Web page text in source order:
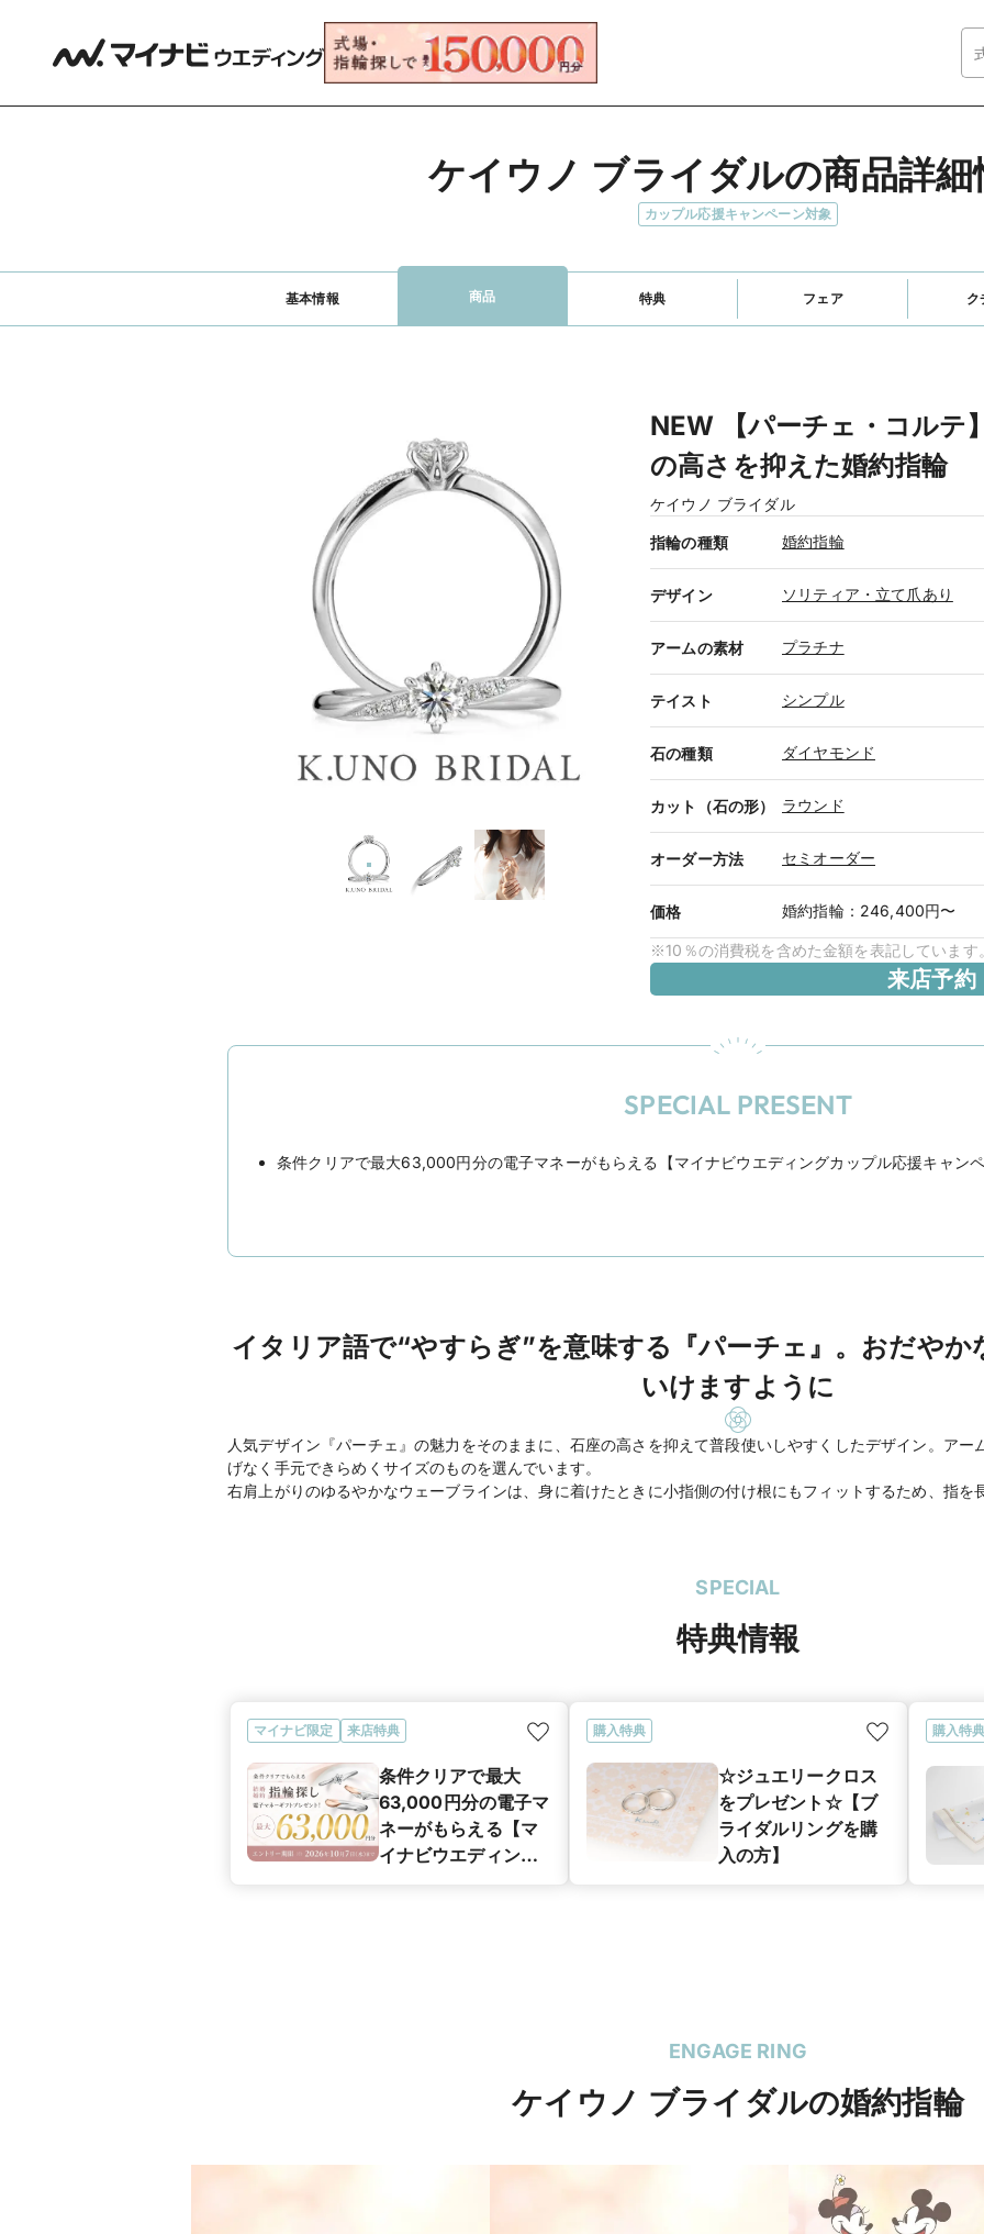
ケイウノ ブライダルの商品詳細
カップル応援キャンペーン対象
基本情報 商品 特典 フェア ク
NEW 【パーチェ・コルテ
の高さを抑えた婚約指輪
ケイウノ ブライダル
指輪の種類 婚約指輪
デザイン ソリティア・立て爪あり
アームの素材 プラチナ
テイスト シンプル
石の種類 ダイヤモンド
カット（石の形） ラウンド
オーダー方法 セミオーダー
価格 婚約指輪 ： 246,400円〜
※10％の消費税を含めた金額を表記しています
来店予約
SPECIAL PRESENT
条件クリアで最大63,000円分の電子マネーがもらえる【マイナビウエディングカップル応援キャン
イタリア語で“やすらぎ”を意味する『パーチェ』。おだやか
いけますように
人気デザイン『パーチェ』の魅力をそのままに、石座の高さを抑えて普段使いしやすくしたデザイン。ア
げなく手元できらめくサイズのものを選んでいます。
右肩上がりのゆるやかなウェーブラインは、身に着けたときに小指側の付け根にもフィットするため、指を
SPECIAL
特典情報
マイナビ限定 来店特典
条件クリアで最大
63,000円分の電子マ
ネーがもらえる【マ
イナビウエディング
購入特典
☆ジュエリークロス
をプレゼント☆【ブ
ライダルリングを購
入の方】
購入特
ENGAGE RING
ケイウノ ブライダルの婚約指輪